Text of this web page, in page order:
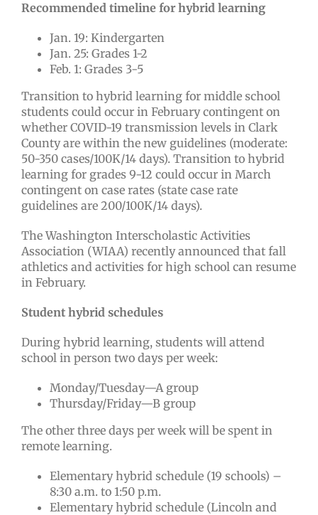
Recommended timeline for hybrid learning
Jan. 19: Kindergarten
Jan. 25: Grades 1-2
Feb. 1: Grades 3-5
Transition to hybrid learning for middle school
students could occur in February contingent on
whether COVID-19 transmission levels in Clark
County are within the new guidelines (moderate:
50-350 cases/100K/14 days). Transition to hybrid
learning for grades 9-12 could occur in March
contingent on case rates (state case rate
guidelines are 200/100K/14 days).
The Washington Interscholastic Activities
Association (WIAA) recently announced that fall
athletics and activities for high school can resume
in February.
Student hybrid schedules
During hybrid learning, students will attend
school in person two days per week:
Monday/Tuesday—A group
Thursday/Friday—B group
The other three days per week will be spent in
remote learning.
Elementary hybrid schedule (19 schools) –
8:30 a.m. to 1:50 p.m.
Elementary hybrid schedule (Lincoln and